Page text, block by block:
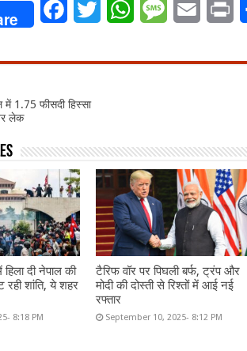
FacebookTwitterWhatsAppMessageEmail
में 1.75 फीसदी हिस्सा
लेक
दी नेपाल की
रही शांति, ये शहर
8:18 PM
टैरिफ वॉर पर पिघली बर्फ, ट्रंप और
मोदी की दोस्ती से रिश्तों में आई नई
रफ्तार
September 10, 2025- 8:12 PM